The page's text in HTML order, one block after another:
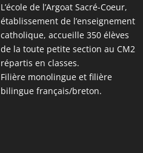
L’école de l’Argoat Sacré-Coeur,
établissement de l’enseignement
catholique, accueille 350 élèves
de la toute petite section au CM2
répartis en classes.
Filière monolingue et filière
bilingue français/breton.